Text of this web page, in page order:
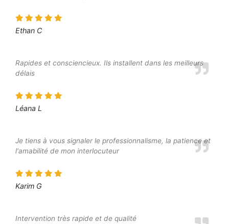
Ethan C
Rapides et consciencieux. Ils installent dans les meilleurs
délais
Léana L
Je tiens à vous signaler le professionnalisme, la patience et
l'amabilité de mon interlocuteur
Karim G
Intervention très rapide et de qualité